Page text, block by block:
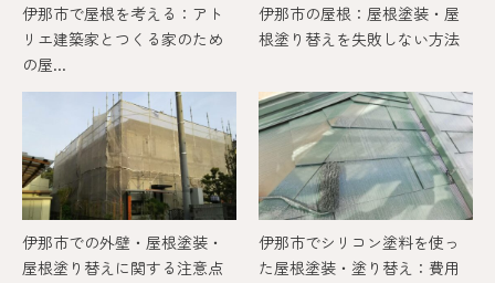
伊那市で屋根を考える：アト
リエ建築家とつくる家のため
の屋...
伊那市の屋根：屋根塗装・屋
根塗り替えを失敗しない方法
伊那市での外壁・屋根塗装・
屋根塗り替えに関する注意点
伊那市でシリコン塗料を使っ
た屋根塗装・塗り替え：費用